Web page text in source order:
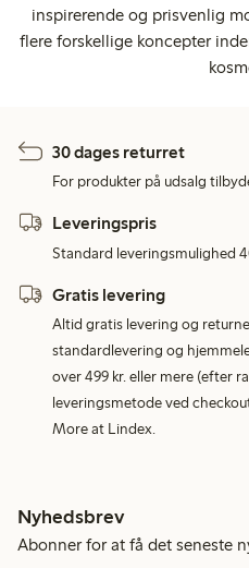
inspirerende og prisvenlig
flere forskellige koncepter
30 dages returret
For produkter på udsalg
Leveringspris
Standard leveringsmulighed
Gratis levering
Altid gratis levering og
standardlevering og
over 499 kr. eller mere (efter
leveringsmetode ved
More at Lindex.
Nyhedsbrev
Abonner for at få det seneste